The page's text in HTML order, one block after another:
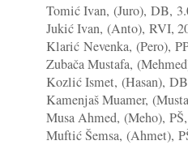
Tomić Ivan, (Juro), DB,
Jukić Ivan, (Anto), RVI,
Klarić Nevenka, (Pero),
Zubača Mustafa,
Kozlić Ismet, (Hasan),
Kamenjaš Muamer,
Musa Ahmed, (Meho),
Muftić Šemsa, (Ahmet),